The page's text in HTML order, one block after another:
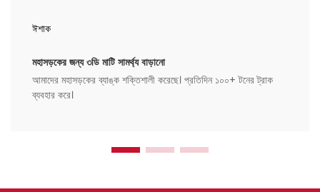
ঈশাক
মহাসড়কের জন্য ৩ডি মাটি সামর্থ্য বাড়ানো
আমাদের মহাসড়কের ব্যাঙ্ক শক্তিশালী করেছে। প্রতিদিন ১০০+ টনের ট্রাক
ব্যবহার করে।